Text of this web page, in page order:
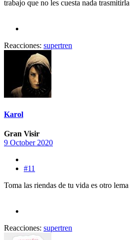
trabajo que no les cuesta nada trasmitirla
Reacciones: supertren
Karol
Gran Visir
9 October 2020
#11
Toma las riendas de tu vida es otro lema
Reacciones: supertren